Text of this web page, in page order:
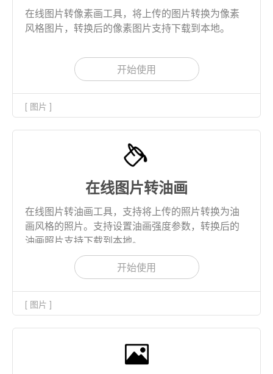
在线图片转像素画工具，将上传的图片转换为像素
风格图片，转换后的像素图片支持下载到本地。
开始使用
[ 图片 ]
在线图片转油画
在线图片转油画工具，支持将上传的照片转换为油
画风格的照片。支持设置油画强度参数，转换后的
油画照片支持下载到本地。
开始使用
[ 图片 ]